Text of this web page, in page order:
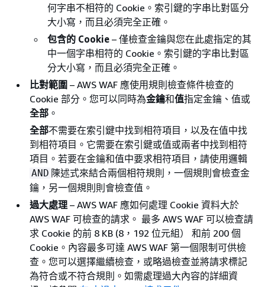
何字串不相符的 Cookie。索引鍵的字串比對區分
大小寫，而且必須完全正確。
包含的 Cookie – 僅檢查金鑰與您在此處指定的其
中一個字串相符的 Cookie。索引鍵的字串比對區
分大小寫，而且必須完全正確。
比對範圍 – AWS WAF 應使用規則檢查條件檢查的
Cookie 部分。您可以同時為金鑰和值指定金鑰、值或
全部 。
全部不需要在索引鍵中找到相符項目，以及在值中找
到相符項目。它需要在索引鍵或值或兩者中找到相符
項目。若要在金鑰和值中要求相符項目，請使用邏輯
AND 陳述式來結合兩個相符規則，一個規則會檢查金
鑰，另一個規則則會檢查值。
過大處理 – AWS WAF 應如何處理 Cookie 資料大於
AWS WAF 可檢查的請求。 最多 AWS WAF 可以檢查請
求 Cookie 的前 8 KB (8，192 位元組） 和前 200 個
Cookie。內容最多可達 AWS WAF 第一個限制可供檢
查。您可以選擇繼續檢查，或略過檢查並將請求標記
為符合或不符合規則。如需處理過大內容的詳細資